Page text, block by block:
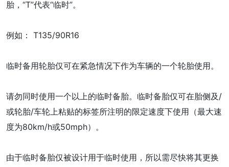
胎，“T”代表“临时”。
例如： T135/90R16
临时备用轮胎仅可在紧急情况下作为车辆的一个轮胎使用。
请勿同时使用一个以上的临时备胎。临时备胎仅可在胎侧及/
或轮胎/车轮上粘贴的标签所注明的限定速度下使用（最大速
度为80km/h或50mph）。
由于临时备胎仅被设计用于临时使用，所以需尽快将其更换